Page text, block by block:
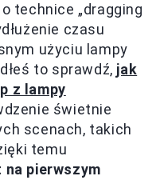
technice „dragging
czasu
użyciu lampy
to sprawdź, jak
z lampy
świetnie
scenach, takich
temu
pierwszym